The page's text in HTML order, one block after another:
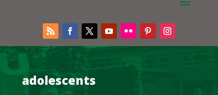
adolescents